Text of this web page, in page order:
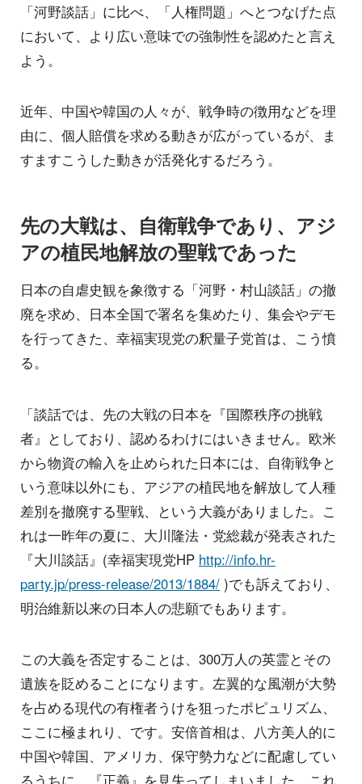
「河野談話」に比べ、「人権問題」へとつなげた点
において、より広い意味での強制性を認めたと言え
よう。
近年、中国や韓国の人々が、戦争時の徴用などを理
由に、個人賠償を求める動きが広がっているが、ま
すますこうした動きが活発化するだろう。
先の大戦は、自衛戦争であり、アジ
アの植民地解放の聖戦であった
日本の自虐史観を象徴する「河野・村山談話」の撤
廃を求め、日本全国で署名を集めたり、集会やデモ
を行ってきた、幸福実現党の釈量子党首は、こう憤
る。
「談話では、先の大戦の日本を『国際秩序の挑戦
者』としており、認めるわけにはいきません。欧米
から物資の輸入を止められた日本には、自衛戦争と
いう意味以外にも、アジアの植民地を解放して人種
差別を撤廃する聖戦、という大義がありました。こ
れは一昨年の夏に、大川隆法・党総裁が発表された
『大川談話』(幸福実現党HP http://info.hr-
party.jp/press-release/2013/1884/ )でも訴えており、
明治維新以来の日本人の悲願でもあります。
この大義を否定することは、300万人の英霊とその
遺族を貶めることになります。左翼的な風潮が大勢
を占める現代の有権者うけを狙ったポピュリズム、
ここに極まれり、です。安倍首相は、八方美人的に
中国や韓国、アメリカ、保守勢力などに配慮してい
るうちに、『正義』を見失ってしまいました。これ